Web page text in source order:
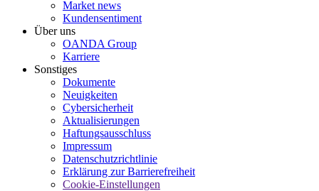
Market news
Kundensentiment
Über uns
OANDA Group
Karriere
Sonstiges
Dokumente
Neuigkeiten
Cybersicherheit
Aktualisierungen
Haftungsausschluss
Impressum
Datenschutzrichtlinie
Erklärung zur Barrierefreiheit
Cookie-Einstellungen